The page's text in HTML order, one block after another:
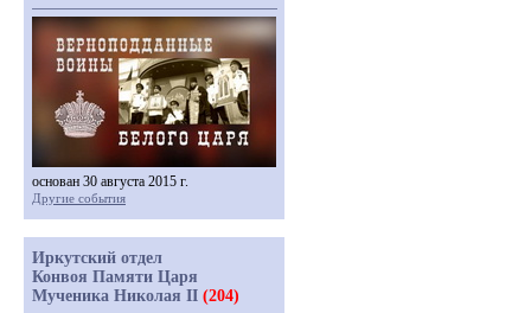
основан 30 августа 2015 г.
Другие события
Иркутский отдел
Конвоя Памяти Царя
Мученика Николая II (204)